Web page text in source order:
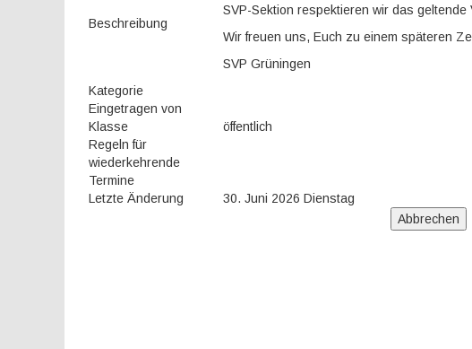
Beschreibung
SVP-Sektion respektieren wir das
Wir freuen uns, Euch zu einem späteren
SVP Grüningen
Kategorie
Eingetragen von
Klasse
öffentlich
Regeln für
wiederkehrende
Termine
Letzte Änderung
30. Juni 2026 Dienstag